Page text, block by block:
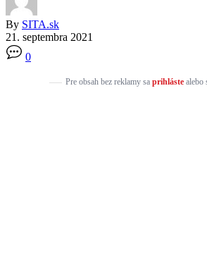
By SITA.sk
21. septembra 2021
0
Pre obsah bez reklamy sa prihlástealebo